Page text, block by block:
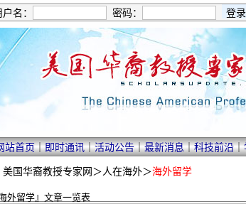
户名： 密码：
站首页｜即时通讯｜活动公告｜最新消息｜科技前沿｜
美国华裔教授专家网＞人在海外＞海外留学
海外留学』文章一览表